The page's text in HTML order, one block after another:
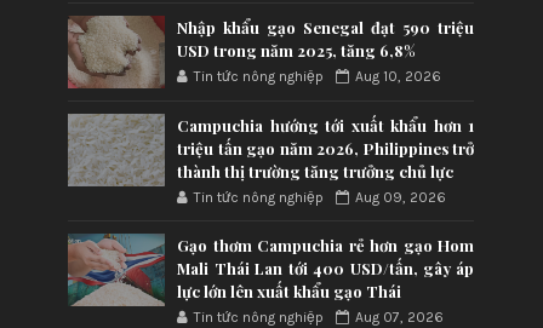
Nhập khẩu gạo Senegal đạt 590 triệu
USD trong năm 2025, tăng 6,8%
Tin tức nông nghiệp Aug 10, 2026
Campuchia hướng tới xuất khẩu hơn 1
triệu tấn gạo năm 2026, Philippines trở
thành thị trường tăng trưởng chủ lực
Tin tức nông nghiệp Aug 09, 2026
Gạo thơm Campuchia rẻ hơn gạo Hom
Mali Thái Lan tới 400 USD/tấn, gây áp
lực lớn lên xuất khẩu gạo Thái
Tin tức nông nghiệp Aug 07, 2026